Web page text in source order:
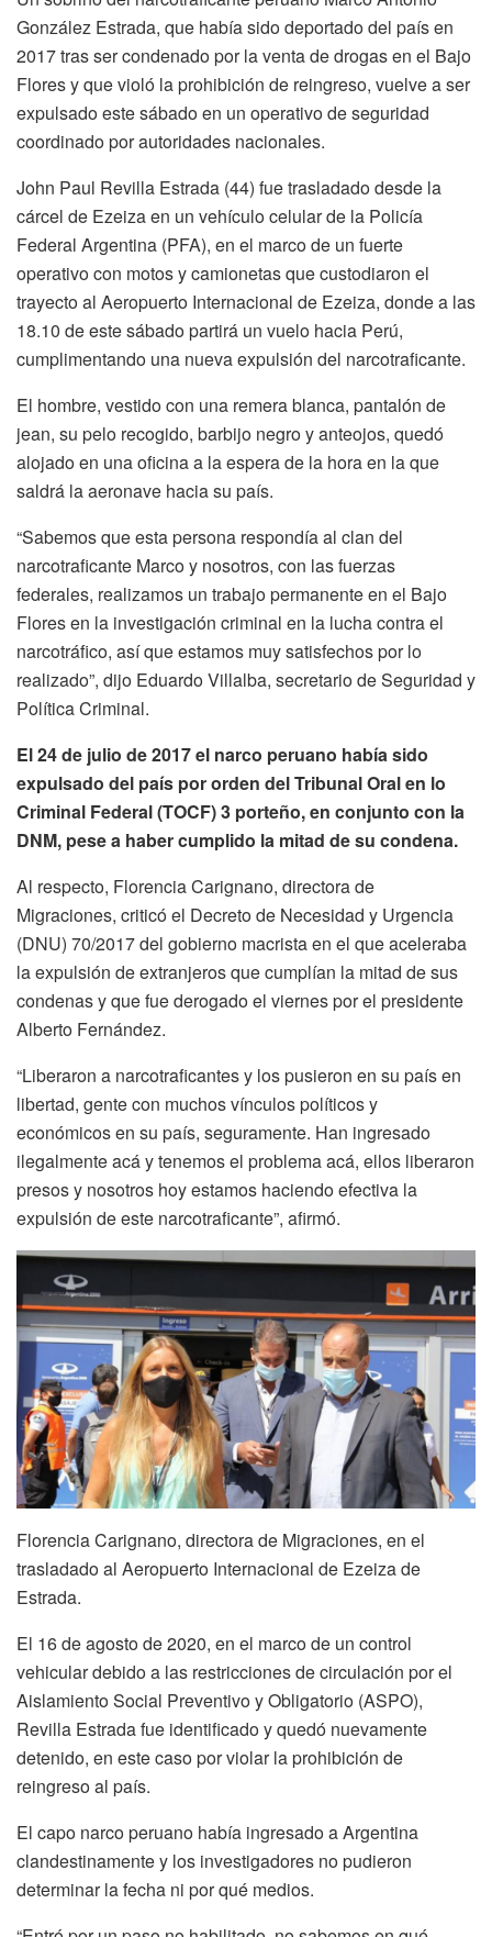
González Estrada, que había sido deportado del país en
2017 tras ser condenado por la venta de drogas en el Bajo
Flores y que violó la prohibición de reingreso, vuelve a ser
expulsado este sábado en un operativo de seguridad
coordinado por autoridades nacionales.
John Paul Revilla Estrada (44) fue trasladado desde la
cárcel de Ezeiza en un vehículo celular de la Policía
Federal Argentina (PFA), en el marco de un fuerte
operativo con motos y camionetas que custodiaron el
trayecto al Aeropuerto Internacional de Ezeiza, donde a las
18.10 de este sábado partirá un vuelo hacia Perú,
cumplimentando una nueva expulsión del narcotraficante.
El hombre, vestido con una remera blanca, pantalón de
jean, su pelo recogido, barbijo negro y anteojos, quedó
alojado en una oficina a la espera de la hora en la que
saldrá la aeronave hacia su país.
“Sabemos que esta persona respondía al clan del
narcotraficante Marco y nosotros, con las fuerzas
federales, realizamos un trabajo permanente en el Bajo
Flores en la investigación criminal en la lucha contra el
narcotráfico, así que estamos muy satisfechos por lo
realizado”, dijo Eduardo Villalba, secretario de Seguridad y
Política Criminal.
El 24 de julio de 2017 el narco peruano había sido
expulsado del país por orden del Tribunal Oral en lo
Criminal Federal (TOCF) 3 porteño, en conjunto con la
DNM, pese a haber cumplido la mitad de su condena.
Al respecto, Florencia Carignano, directora de
Migraciones, criticó el Decreto de Necesidad y Urgencia
(DNU) 70/2017 del gobierno macrista en el que aceleraba
la expulsión de extranjeros que cumplían la mitad de sus
condenas y que fue derogado el viernes por el presidente
Alberto Fernández.
“Liberaron a narcotraficantes y los pusieron en su país en
libertad, gente con muchos vínculos políticos y
económicos en su país, seguramente. Han ingresado
ilegalmente acá y tenemos el problema acá, ellos liberaron
presos y nosotros hoy estamos haciendo efectiva la
expulsión de este narcotraficante”, afirmó.
Florencia Carignano, directora de Migraciones, en el
trasladado al Aeropuerto Internacional de Ezeiza de
Estrada.
El 16 de agosto de 2020, en el marco de un control
vehicular debido a las restricciones de circulación por el
Aislamiento Social Preventivo y Obligatorio (ASPO),
Revilla Estrada fue identificado y quedó nuevamente
detenido, en este caso por violar la prohibición de
reingreso al país.
El capo narco peruano había ingresado a Argentina
clandestinamente y los investigadores no pudieron
determinar la fecha ni por qué medios.